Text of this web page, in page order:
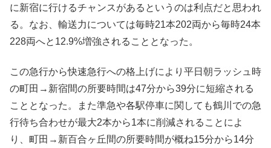
に新宿に行けるチャンスがあるというのは利点だと思われ
る。なお、輸送力については毎時21本202両から毎時24本
228両へと12.9%増強されることとなった。
この急行から快速急行への格上げにより平日朝ラッシュ時
の町田→新宿間の所要時間は47分から39分に短縮される
こととなった。また準急や各駅停車に関しても鶴川での急
行待ち合わせが最大2本から1本に削減されることによ
り、町田→新百合ヶ丘間の所要時間が概ね15分から14分